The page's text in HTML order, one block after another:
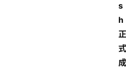
s
h
正
式
成